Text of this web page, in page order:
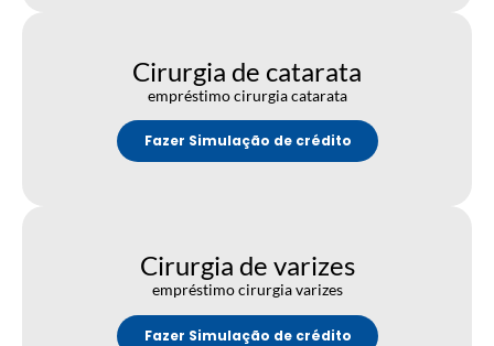
Cirurgia de catarata
empréstimo cirurgia catarata
Fazer Simulação de crédito
Cirurgia de varizes
empréstimo cirurgia varizes
Fazer Simulação de crédito